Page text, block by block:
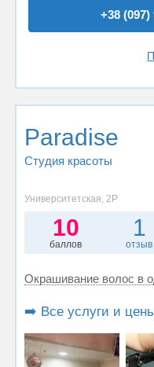
+38 (097)
Paradise
Студия красоты
Университетская, 2Р
10
баллов
1
отзыв
Окрашивание волос в
➡️ Все услуги и